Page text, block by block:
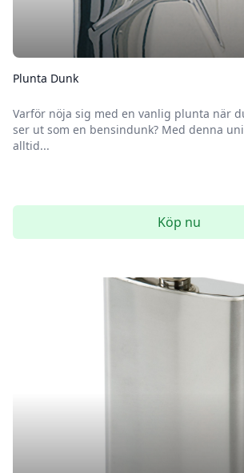
Plunta Dunk
Varför nöja sig med en vanlig plunta när
ser ut som en bensindunk? Med denna
alltid...
Köp nu